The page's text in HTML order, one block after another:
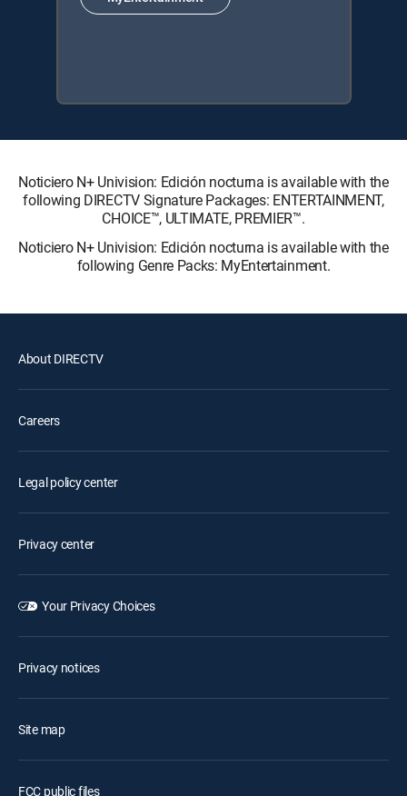
Noticiero N+ Univision: Edición nocturna is available with the
following DIRECTV Signature Packages: ENTERTAINMENT,
CHOICE™, ULTIMATE, PREMIER™.
Noticiero N+ Univision: Edición nocturna is available with the
following Genre Packs: MyEntertainment.
About DIRECTV
Careers
Legal policy center
Privacy center
Your Privacy Choices
Privacy notices
Site map
FCC public files